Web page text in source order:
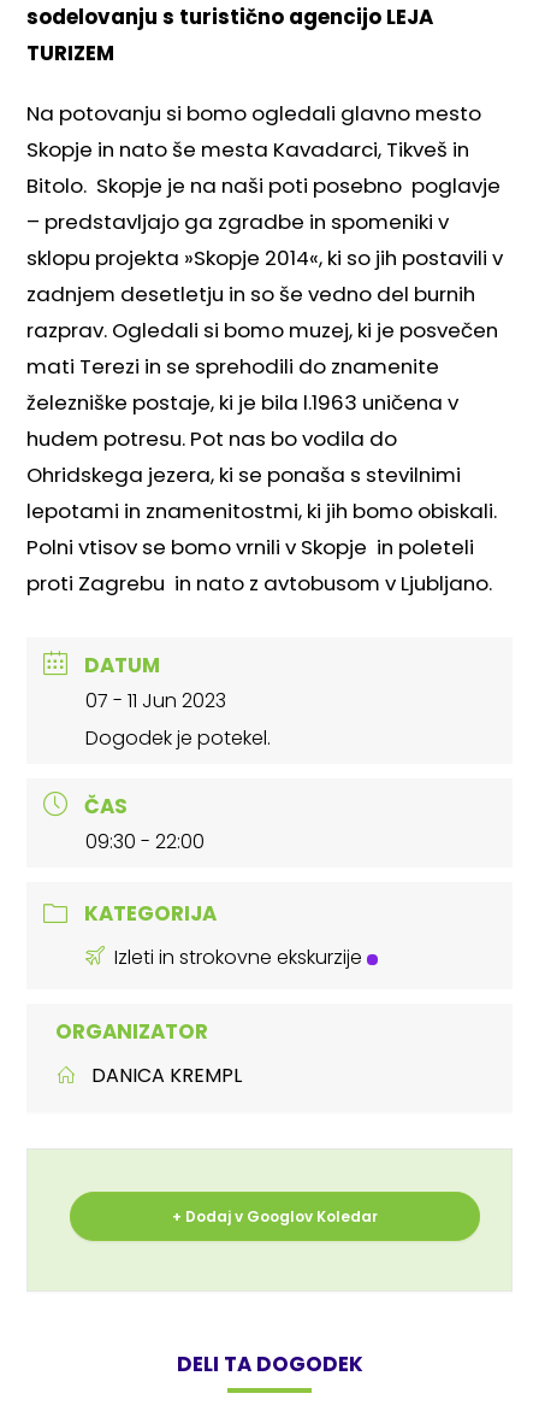
sodelovanju s turistično agencijo LEJA
TURIZEM
Na potovanju si bomo ogledali glavno mesto
Skopje in nato še mesta Kavadarci, Tikveš in
Bitolo. Skopje je na naši poti posebno poglavje
– predstavljajo ga zgradbe in spomeniki v
sklopu projekta »Skopje 2014«, ki so jih postavili v
zadnjem desetletju in so še vedno del burnih
razprav. Ogledali si bomo muzej, ki je posvečen
mati Terezi in se sprehodili do znamenite
železniške postaje, ki je bila l.1963 uničena v
hudem potresu. Pot nas bo vodila do
Ohridskega jezera, ki se ponaša s stevilnimi
lepotami in znamenitostmi, ki jih bomo obiskali.
Polni vtisov se bomo vrnili v Skopje in poleteli
proti Zagrebu in nato z avtobusom v Ljubljano.
DATUM
07 - 11 Jun 2023
Dogodek je potekel.
ČAS
09:30 - 22:00
KATEGORIJA
Izleti in strokovne ekskurzije
ORGANIZATOR
DANICA KREMPL
+ Dodaj v Googlov Koledar
DELI TA DOGODEK